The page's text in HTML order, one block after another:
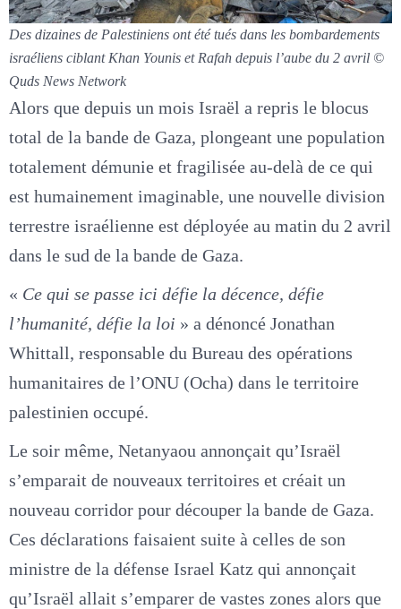
Des dizaines de Palestiniens ont été tués dans les bombardements
israéliens ciblant Khan Younis et Rafah depuis l’aube du 2 avril ©
Quds News Network
Alors que depuis un mois Israël a repris le blocus
total de la bande de Gaza, plongeant une population
totalement démunie et fragilisée au-delà de ce qui
est humainement imaginable, une nouvelle division
terrestre israélienne est déployée au matin du 2 avril
dans le sud de la bande de Gaza.
« Ce qui se passe ici défie la décence, défie
l’humanité, défie la loi » a dénoncé Jonathan
Whittall, responsable du Bureau des opérations
humanitaires de l’ONU (Ocha) dans le territoire
palestinien occupé.
Le soir même, Netanyaou annonçait qu’Israël
s’emparait de nouveaux territoires et créait un
nouveau corridor pour découper la bande de Gaza.
Ces déclarations faisaient suite à celles de son
ministre de la défense Israel Katz qui annonçait
qu’Israël allait s’emparer de vastes zones alors que